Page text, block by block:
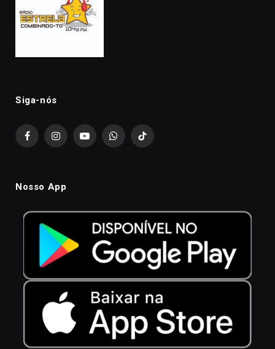
Siga-nós
FacebookInstagramYouTubeWhatsAppTikTok
Nosso App